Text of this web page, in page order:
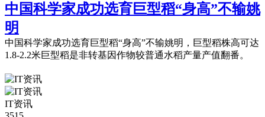
中国科学家成功选育巨型稻“身高”不输姚
明
中国科学家成功选育巨型稻“身高”不输姚明，巨型稻株高可达
1.8-2.2米巨型稻是非转基因作物较普通水稻产量产值翻番。
IT资讯